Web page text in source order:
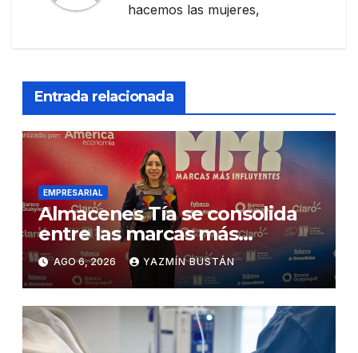
hacemos las mujeres,
Entrada relacionada
EMPRESARIAL
Almacenes Tía se consolida
entre las marcas más
influyentes del Ecuador
AGO 6, 2026 YAZMÍN BUSTÁN